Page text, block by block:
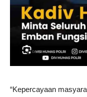
“Kepercayaan